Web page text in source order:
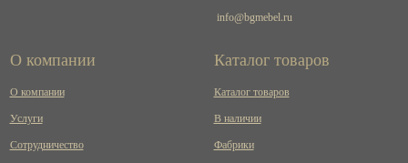
info@bgmebel.ru
О компании
О компании
Услуги
Сотрудничество
Каталог товаров
Каталог товаров
В наличии
Фабрики